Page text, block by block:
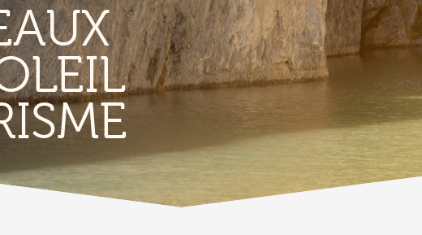
TERROIR &
PATRIMOINE
Vignoble & parcours viticoles
Produits et magasins du terroir
Bourg de Conthey
Eglises & chapelles
Vestiges gallo-romains d'Ardon
Activités
Agenda